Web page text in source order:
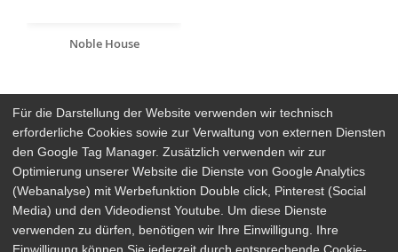
Noble House
Arthaus Stores
Social Media
Detailsuche Impressum
Für die Darstellung der Website verwenden wir technisch
erforderliche Cookies sowie zur Verwaltung von externen Diensten
den Google Tag Manager. Zusätzlich verwenden wir zur
Optimierung unserer Website die Dienste von Google Analytics
(Webanalyse) mit Werbefunktion Double click, Pinterest (Social
Media) und den Videodienst Youtube. Um diese Dienste
verwenden zu dürfen, benötigen wir Ihre Einwilligung. Ihre